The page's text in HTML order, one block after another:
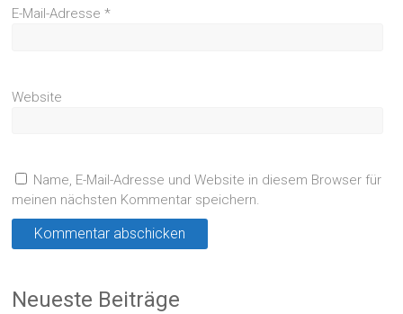
E-Mail-Adresse*
Website
Name, E-Mail-Adresse und Website in diesem Browser für
meinen nächsten Kommentar speichern.
Neueste Beiträge